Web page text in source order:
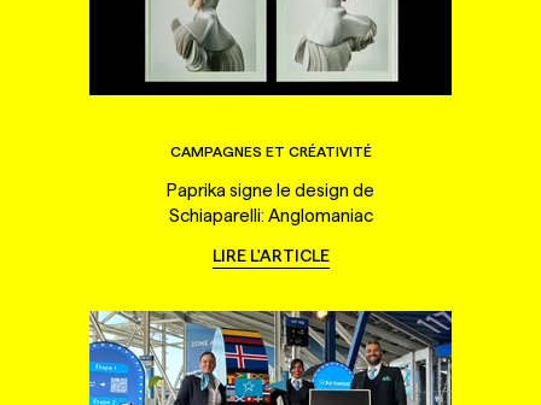
CAMPAGNES ET CRÉATIVITÉ
Paprika signe le design de
Schiaparelli: Anglomaniac
LIRE L'ARTICLE